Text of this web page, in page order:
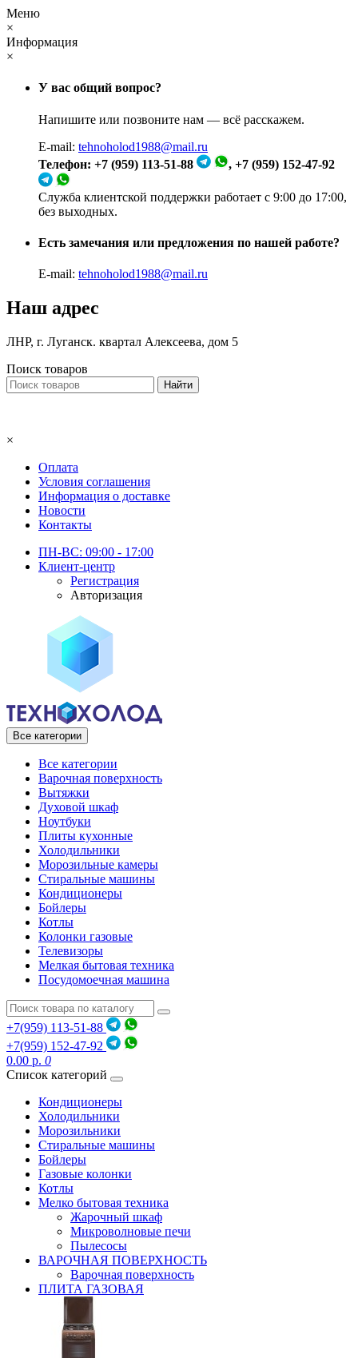
Меню
×
Информация
×
У вас общий вопрос?
Напишите или позвоните нам — всё расскажем.
E-mail: tehnoholod1988@mail.ru
Телефон: +7 (959) 113-51-88
, +7 (959) 152-47-92
Служба клиентской поддержки работает с 9:00 до 17:00,
без выходных.
Есть замечания или предложения по нашей работе?
E-mail: tehnoholod1988@mail.ru
Наш адрес
ЛНР, г. Луганск. квартал Алексеева, дом 5
Поиск товаров
×
Оплата
Условия соглашения
Информация о доставке
Новости
Контакты
ПН-ВС: 09:00 - 17:00
Клиент-центр
Регистрация
Авторизация
Все категории
Все категории
Варочная поверхность
Вытяжки
Духовой шкаф
Ноутбуки
Плиты кухонные
Холодильники
Морозильные камеры
Стиральные машины
Кондиционеры
Бойлеры
Котлы
Колонки газовые
Телевизоры
Мелкая бытовая техника
Посудомоечная машина
+7(959) 113-51-88
+7(959) 152-47-92
0.00 р. 0
Список категорий
Кондиционеры
Холодильники
Морозильники
Стиральные машины
Бойлеры
Газовые колонки
Котлы
Мелко бытовая техника
Жарочный шкаф
Микроволновые печи
Пылесосы
ВАРОЧНАЯ ПОВЕРХНОСТЬ
Варочная поверхность
ПЛИТА ГАЗОВАЯ